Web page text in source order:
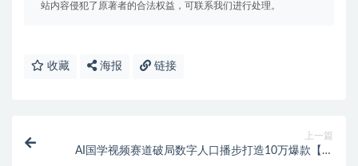
站内容侵犯了原著者的合法权益，可联系我们进行处理。
收藏 海报 链接
上一篇
AI国学视频赛道破局数字人口播步打造10万爆款【专